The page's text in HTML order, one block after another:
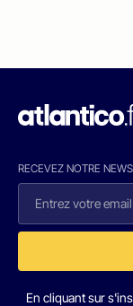
RECEVEZ NOTRE
En cliquant sur